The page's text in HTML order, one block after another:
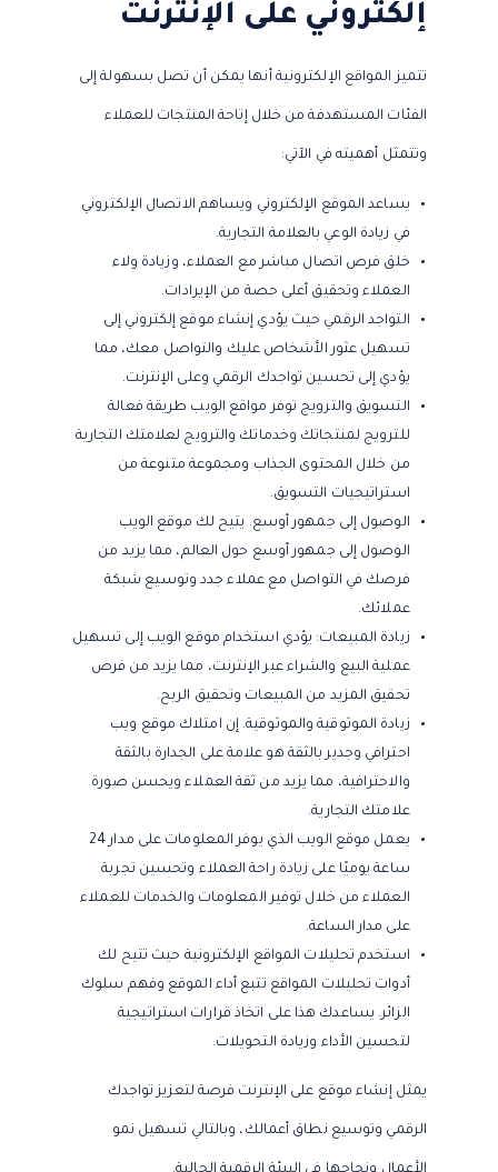
إلكتروني على الإنترنت
تتميز المواقع الإلكترونية أنها يمكن أن تصل بسهولة إلى
الفئات المستهدفة من خلال إتاحة المنتجات للعملاء
وتتمثل أهميته في الآتي:
يساعد الموقع الإلكتروني ويساهم الاتصال الإلكتروني
في زيادة الوعي بالعلامة التجارية.
خلق فرص اتصال مباشر مع العملاء، وزيادة ولاء
العملاء وتحقيق أعلى حصة من الإيرادات.
التواجد الرقمي حيث يؤدي إنشاء موقع إلكتروني إلى
تسهيل عثور الأشخاص عليك والتواصل معك، مما
يؤدي إلى تحسين تواجدك الرقمي وعلى الإنترنت.
التسويق والترويج توفر مواقع الويب طريقة فعالة
للترويج لمنتجاتك وخدماتك والترويج لعلامتك التجارية
من خلال المحتوى الجذاب ومجموعة متنوعة من
استراتيجيات التسويق.
الوصول إلى جمهور أوسع. يتيح لك موقع الويب
الوصول إلى جمهور أوسع حول العالم، مما يزيد من
فرصك في التواصل مع عملاء جدد وتوسيع شبكة
عملائك.
زيادة المبيعات: يؤدي استخدام موقع الويب إلى تسهيل
عملية البيع والشراء عبر الإنترنت، مما يزيد من فرص
تحقيق المزيد من المبيعات وتحقيق الربح.
زيادة الموثوقية والموثوقية. إن امتلاك موقع ويب
احترافي وجدير بالثقة هو علامة على الجدارة بالثقة
والاحترافية، مما يزيد من ثقة العملاء ويحسن صورة
علامتك التجارية.
يعمل موقع الويب الذي يوفر المعلومات على مدار 24
ساعة يوميًا على زيادة راحة العملاء وتحسين تجربة
العملاء من خلال توفير المعلومات والخدمات للعملاء
على مدار الساعة.
استخدم تحليلات المواقع الإلكترونية حيث تتيح لك
أدوات تحليلات المواقع تتبع أداء الموقع وفهم سلوك
الزائر. يساعدك هذا على اتخاذ قرارات استراتيجية
لتحسين الأداء وزيادة التحويلات.
يمثل إنشاء موقع على الإنترنت فرصة لتعزيز تواجدك
الرقمي وتوسيع نطاق أعمالك، وبالتالي تسهيل نمو